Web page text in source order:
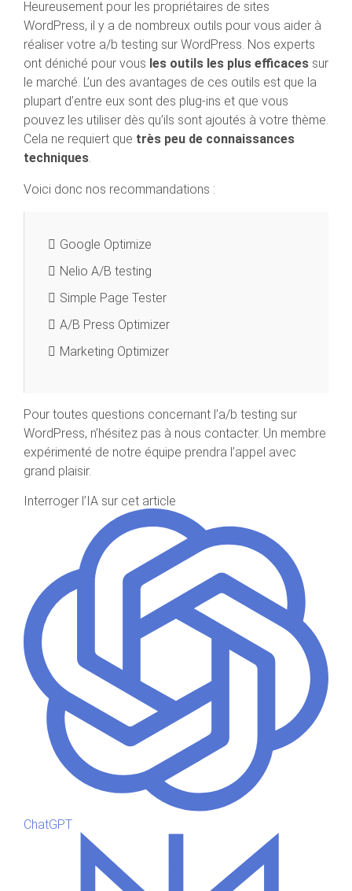
Heureusement pour les propriétaires de sites
WordPress, il y a de nombreux outils pour vous aider à
réaliser votre a/b testing sur WordPress. Nos experts
ont déniché pour vous les outils les plus efficaces sur
le marché. L’un des avantages de ces outils est que la
plupart d’entre eux sont des plug-ins et que vous
pouvez les utiliser dès qu’ils sont ajoutés à votre thème.
Cela ne requiert que très peu de connaissances
techniques
Voici donc nos recommandations :
Google Optimize
Nelio A/B testing
Simple Page Tester
A/B Press Optimizer
Marketing Optimizer
Pour toutes questions concernant l’a/b testing sur
WordPress, n’hésitez pas à nous contacter. Un membre
expérimenté de notre équipe prendra l’appel avec
grand plaisir.
Interroger l’IA sur cet article
ChatGPT